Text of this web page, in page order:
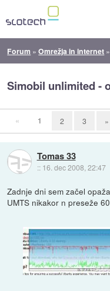
Forum »Omrežja in internet
Simobil unlimited -
« 1 2 3 »
Tomas 33
:: 16. dec 2008, 22:47
Zadnje dni sem začel
UMTS nikakor n preseže